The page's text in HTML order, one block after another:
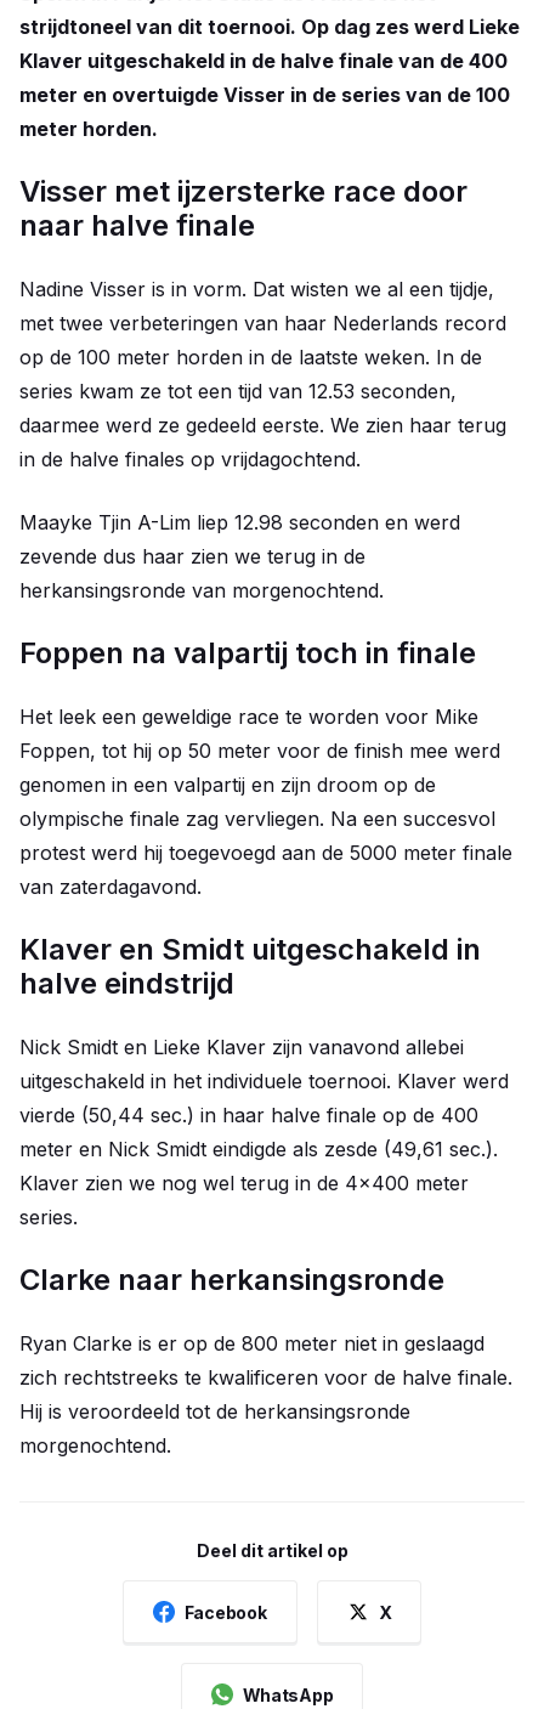
strijdtoneel van dit toernooi. Op dag zes werd Lieke
Klaver uitgeschakeld in de halve finale van de 400
meter en overtuigde Visser in de series van de 100
meter horden.
Visser met ijzersterke race door
naar halve finale
Nadine Visser is in vorm. Dat wisten we al een tijdje,
met twee verbeteringen van haar Nederlands record
op de 100 meter horden in de laatste weken. In de
series kwam ze tot een tijd van 12.53 seconden,
daarmee werd ze gedeeld eerste. We zien haar terug
in de halve finales op vrijdagochtend.
Maayke Tjin A-Lim liep 12.98 seconden en werd
zevende dus haar zien we terug in de
herkansingsronde van morgenochtend.
Foppen na valpartij toch in finale
Het leek een geweldige race te worden voor Mike
Foppen, tot hij op 50 meter voor de finish mee werd
genomen in een valpartij en zijn droom op de
olympische finale zag vervliegen. Na een succesvol
protest werd hij toegevoegd aan de 5000 meter finale
van zaterdagavond.
Klaver en Smidt uitgeschakeld in
halve eindstrijd
Nick Smidt en Lieke Klaver zijn vanavond allebei
uitgeschakeld in het individuele toernooi. Klaver werd
vierde (50,44 sec.) in haar halve finale op de 400
meter en Nick Smidt eindigde als zesde (49,61 sec.).
Klaver zien we nog wel terug in de 4x400 meter
series.
Clarke naar herkansingsronde
Ryan Clarke is er op de 800 meter niet in geslaagd
zich rechtstreeks te kwalificeren voor de halve finale.
Hij is veroordeeld tot de herkansingsronde
morgenochtend.
Deel dit artikel op
Facebook X
WhatsApp